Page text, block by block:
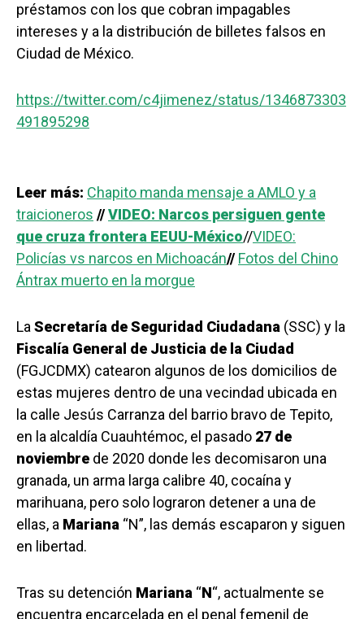
préstamos con los que cobran impagables
intereses y a la distribución de billetes falsos en
Ciudad de México.
https://twitter.com/c4jimenez/status/1346873303
491895298
Leer más: Chapito manda mensaje a AMLO y a
traicioneros //VIDEO: Narcos persiguen gente
que cruza frontera EEUU-México//VIDEO:
Policías vs narcos en Michoacán// Fotos del Chino
Ántrax muerto en la morgue
La Secretaría de Seguridad Ciudadana (SSC) y la
Fiscalía General de Justicia de la Ciudad
(FGJCDMX) catearon algunos de los domicilios de
estas mujeres dentro de una vecindad ubicada en
la calle Jesús Carranza del barrio bravo de Tepito,
en la alcaldía Cuauhtémoc, el pasado 27 de
noviembre de 2020 donde les decomisaron una
granada, un arma larga calibre 40, cocaína y
marihuana, pero solo lograron detener a una de
ellas, a Mariana “N”, las demás escaparon y siguen
en libertad.
Tras su detención Mariana “N“, actualmente se
encuentra encarcelada en el penal femenil de